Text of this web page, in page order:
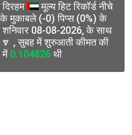
मूल्य हिट रिकॉर्ड नीचे
के मुकाबले (-0) पिप्स (0%) के
08-08-2026, के साथ
🔽 , सुबह में शुरुआती कीमत की
में 0.104826थी